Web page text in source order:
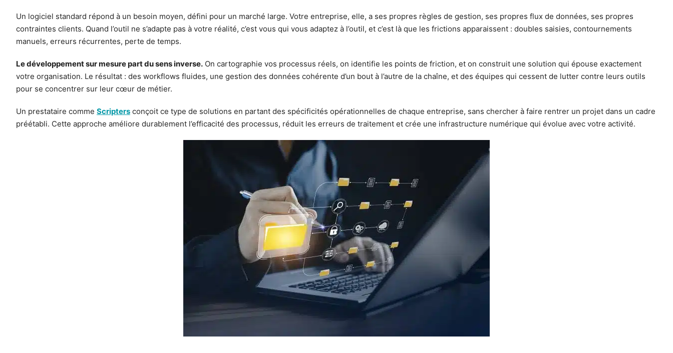
Un logiciel standard répond à un besoin moyen, défini pour un marché large. Votre entreprise, elle, a ses propres règles de gestion, ses propres flux de données, ses propres
contraintes clients. Quand l’outil ne s’adapte pas à votre réalité, c’est vous qui vous adaptez à l’outil, et c’est là que les frictions apparaissent : doubles saisies, contournements
manuels, erreurs récurrentes, perte de temps.
Le développement sur mesure part du sens inverse. On cartographie vos processus réels, on identifie les points de friction, et on construit une solution qui épouse exactement
votre organisation. Le résultat : des workflows fluides, une gestion des données cohérente d’un bout à l’autre de la chaîne, et des équipes qui cessent de lutter contre leurs outils
pour se concentrer sur leur cœur de métier.
Un prestataire comme Scripters conçoit ce type de solutions en partant des spécificités opérationnelles de chaque entreprise, sans chercher à faire rentrer un projet dans un cadre
préétabli. Cette approche améliore durablement l’efficacité des processus, réduit les erreurs de traitement et crée une infrastructure numérique qui évolue avec votre activité.